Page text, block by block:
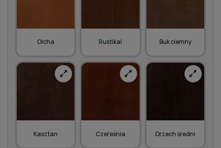
Olcha Rustikal Buk ciemny
Kasztan Czereśnia Orzech średni